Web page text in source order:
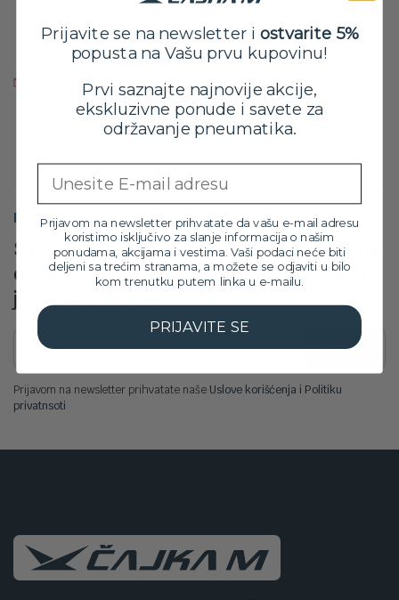
11,799.00RSD
sa PDV-om
za više informacija na broj: 032/546-10-11
Prijavite se na newsletter
Šaljemo Vam poruke sa informacijama
o novim proizvodima, rasprodajama i
još mnogo toga
Prijava
Prijavom na newsletter prihvatate naše Uslove korišćenja i Politiku
privatnsoti
Prijavite se na newsletter i ostvarite 5%
popusta na Vašu prvu kupovinu!
Prvi saznajte najnovije akcije,
ekskluzivne ponude i savete za
održavanje pneumatika.
Prijavom na newsletter prihvatate da vašu e-mail adresu
koristimo isključivo za slanje informacija o našim
ponudama, akcijama i vestima. Vaši podaci neće biti
deljeni sa trećim stranama, a možete se odjaviti u bilo
kom trenutku putem linka u e-mailu.
PRIJAVITE SE